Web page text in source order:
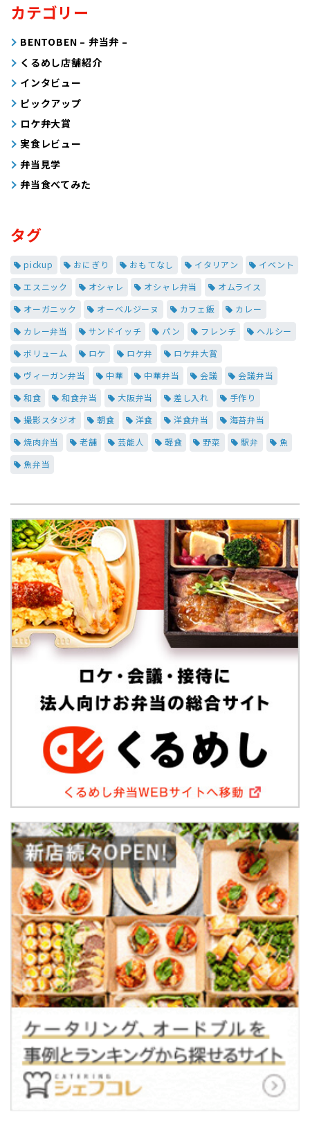
カテゴリー
BENTOBEN – 弁当弁 –
くるめし店舗紹介
インタビュー
ピックアップ
ロケ弁大賞
実食レビュー
弁当見学
弁当食べてみた
タグ
pickup おにぎり おもてなし イタリアン
イベント
エスニック
オシャレ オシャレ弁当
オムライス
オーガニック
オーベルジーヌ カフェ飯
カレー
カレー弁当
サンドイッチ パン フレンチ
ヘルシー
ボリューム
ロケ ロケ弁
ロケ弁大賞
ヴィーガン弁当
中華 中華弁当 会議
会議弁当
和食
和食弁当 大阪弁当 差し入れ
手作り
撮影スタジオ
朝食 洋食 洋食弁当
海苔弁当
焼肉弁当
老舗 芸能人 軽食 野菜 駅弁
魚
魚弁当